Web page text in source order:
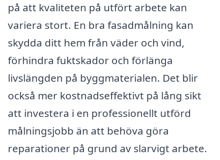
på att kvaliteten på utfört arbete kan
variera stort. En bra fasadmålning kan
skydda ditt hem från väder och vind,
förhindra fuktskador och förlänga
livslängden på byggmaterialen. Det blir
också mer kostnadseffektivt på lång sikt
att investera i en professionellt utförd
målningsjobb än att behöva göra
reparationer på grund av slarvigt arbete.